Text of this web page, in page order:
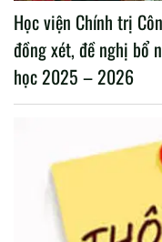
Học viện Chính trị
đồng xét, đề nghị bổ
học 2025 – 2026